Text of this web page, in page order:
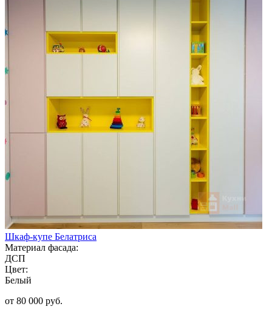
Шкаф-купе Белатриса
Материал фасада:
ДСП
Цвет:
Белый
от 80 000 руб.